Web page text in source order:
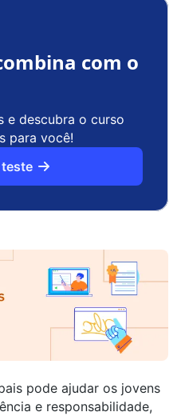
com o
e descubra o curso
para você!
teste
pode ajudar os jovens
e responsabilidade,